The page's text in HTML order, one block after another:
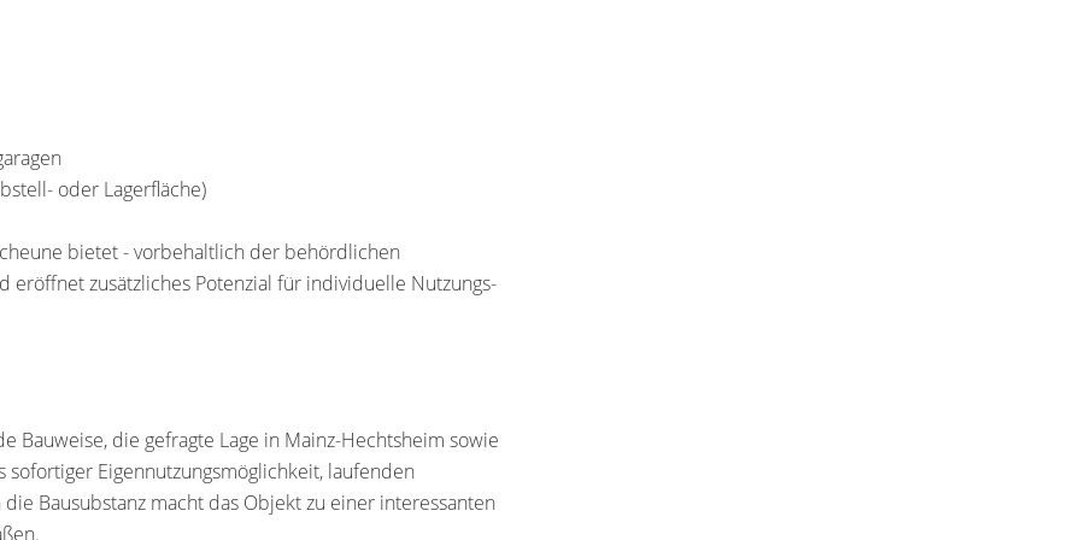
oder Lagerfläche)
bietet - vorbehaltlich der behördlichen
zusätzliches Potenzial für individuelle Nutzungs-
Bauweise, die gefragte Lage in Mainz-Hechtsheim sowie
Eigennutzungsmöglichkeit, laufenden
Bausubstanz macht das Objekt zu einer interessanten